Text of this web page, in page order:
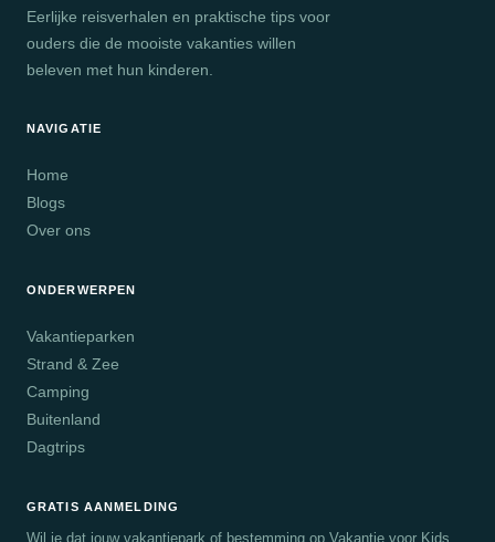
Eerlijke reisverhalen en praktische tips voor
ouders die de mooiste vakanties willen
beleven met hun kinderen.
NAVIGATIE
Home
Blogs
Over ons
ONDERWERPEN
Vakantieparken
Strand & Zee
Camping
Buitenland
Dagtrips
GRATIS AANMELDING
Wil je dat jouw vakantiepark of bestemming op Vakantie voor Kids